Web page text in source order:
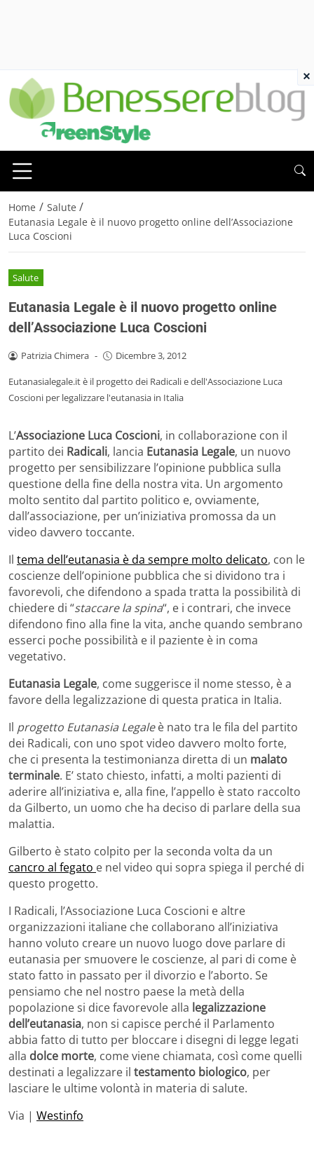
Home / Salute /
Eutanasia Legale è il nuovo progetto online dell’Associazione
Luca Coscioni
Salute
Eutanasia Legale è il nuovo progetto online
dell’Associazione Luca Coscioni
Patrizia Chimera - Dicembre 3, 2012
Eutanasialegale.it è il progetto dei Radicali e dell'Associazione Luca
Coscioni per legalizzare l'eutanasia in Italia
L’Associazione Luca Coscioni, in collaborazione con il
partito dei Radicali, lancia Eutanasia Legale, un nuovo
progetto per sensibilizzare l’opinione pubblica sulla
questione della fine della nostra vita. Un argomento
molto sentito dal partito politico e, ovviamente,
dall’associazione, per un’iniziativa promossa da un
video davvero toccante.
Il tema dell’eutanasia è da sempre molto delicato, con le
coscienze dell’opinione pubblica che si dividono tra i
favorevoli, che difendono a spada tratta la possibilità di
chiedere di “staccare la spina“, e i contrari, che invece
difendono fino alla fine la vita, anche quando sembrano
esserci poche possibilità e il paziente è in coma
vegetativo.
Eutanasia Legale, come suggerisce il nome stesso, è a
favore della legalizzazione di questa pratica in Italia.
Il progetto Eutanasia Legaleè nato tra le fila del partito
dei Radicali, con uno spot video davvero molto forte,
che ci presenta la testimonianza diretta di un malato
terminale. E’ stato chiesto, infatti, a molti pazienti di
aderire all’iniziativa e, alla fine, l’appello è stato raccolto
da Gilberto, un uomo che ha deciso di parlare della sua
malattia.
Gilberto è stato colpito per la seconda volta da un
cancro al fegato e nel video qui sopra spiega il perché di
questo progetto.
I Radicali, l’Associazione Luca Coscioni e altre
organizzazioni italiane che collaborano all’iniziativa
hanno voluto creare un nuovo luogo dove parlare di
eutanasia per smuovere le coscienze, al pari di come è
stato fatto in passato per il divorzio e l’aborto. Se
pensiamo che nel nostro paese la metà della
popolazione si dice favorevole alla legalizzazione
dell’eutanasia, non si capisce perché il Parlamento
abbia fatto di tutto per bloccare i disegni di legge legati
alla dolce morte, come viene chiamata, così come quelli
destinati a legalizzare il testamento biologico, per
lasciare le ultime volontà in materia di salute.
Via | Westinfo
×